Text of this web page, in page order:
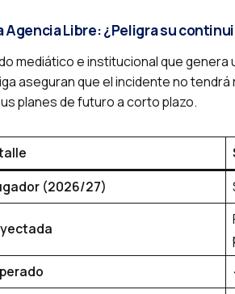
Agencia Libre: ¿Peligra su
mediático e institucional que
aseguran que el incidente no
planes de futuro a corto plazo.
(2026/27)